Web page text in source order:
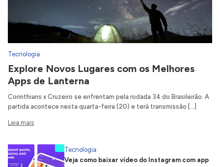
Tecnologia
Explore Novos Lugares com os Melhores
Apps de Lanterna
Corinthians x Cruzeiro se enfrentam pela rodada 34 do Brasileirão. A
partida acontece nesta quarta-feira (20) e terá transmissão […]
Leia mais
Tecnologia
Veja como baixar vídeo do Instagram com app